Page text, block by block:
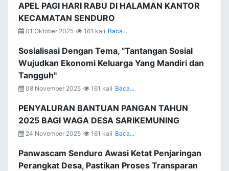
APEL PAGI HARI RABU DI HALAMAN KANTOR
KECAMATAN SENDURO
01 Oktober 2025 161 kali Baca...
Sosialisasi Dengan Tema, "Tantangan Sosial
Wujudkan Ekonomi Keluarga Yang Mandiri dan
Tangguh"
08 November 2025 161 kali Baca...
PENYALURAN BANTUAN PANGAN TAHUN
2025 BAGI WAGA DESA SARIKEMUNING
24 November 2025 161 kali Baca...
Panwascam Senduro Awasi Ketat Penjaringan
Perangkat Desa, Pastikan Proses Transparan